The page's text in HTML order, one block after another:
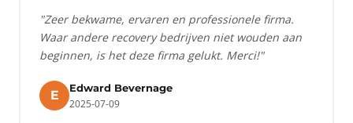
"Zeer bekwame, ervaren en professionele firma.
Waar andere recovery bedrijven niet wouden aan
beginnen, is het deze firma gelukt. Merci!"
E
Edward Bevernage
2025-07-09